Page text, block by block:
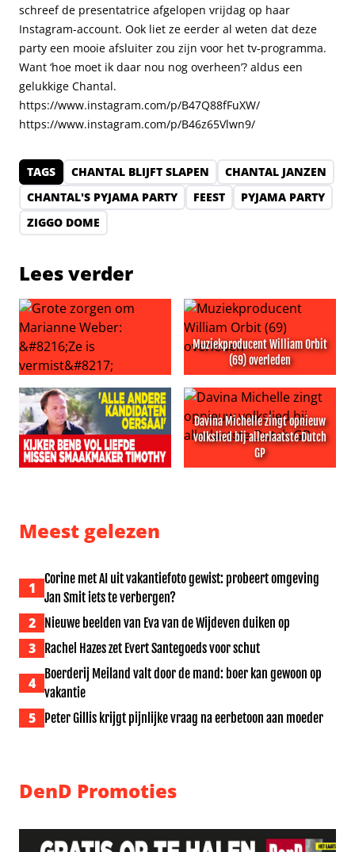
schreef de presentatrice afgelopen vrijdag op haar
Instagram-account. Ook liet ze eerder al weten dat deze
party een mooie afsluiter zou zijn voor het tv-programma.
Want ‘hoe moet ik daar nou nog overheen’? aldus een
gelukkige Chantal.
https://www.instagram.com/p/B47Q88fFuXW/
https://www.instagram.com/p/B46z65Vlwn9/
TAGS CHANTAL BLIJFT SLAPEN
CHANTAL JANZEN
CHANTAL'S PYJAMA PARTY
FEEST
PYJAMA PARTY
ZIGGO DOME
Lees verder
Grote zorgen om Marianne Weber: ‘Ze is vermist’
Muziekproducent William Orbit
(69) overleden
Muziekproducent William
Davina Michelle zingt opnieuw
volkslied bij allerlaatste Dutch
GP
Meest gelezen
1
Corine met AI uit vakantiefoto gewist: probeert omgeving
Jan Smit iets te verbergen?
2 Nieuwe beelden van Eva van de Wijdeven duiken op
3 Rachel Hazes zet Evert Santegoeds voor schut
4
Boerderij Meiland valt door de mand: boer kan gewoon op
vakantie
5 Peter Gillis krijgt pijnlijke vraag na eerbetoon aan moeder
DenD Promoties